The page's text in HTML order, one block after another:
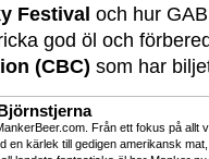
Festival och hur
god öl och
(CBC) som har
Från ett fokus på allt
en kärlek till gedigen amerikansk mat,